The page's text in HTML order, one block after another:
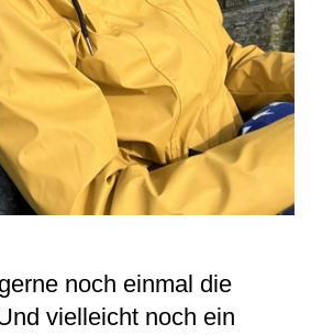
noch einmal die
vielleicht noch ein